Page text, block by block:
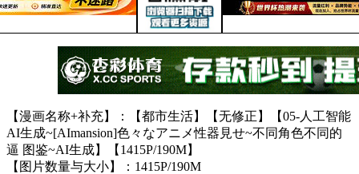
【漫画名称+补充】：【都市生活】【无修正】【05-人工智能
AI生成~[AImansion]色々なアニメ性器見せ~不同角色不同的
逼 图鉴~AI生成】【1415P/190M】
【图片数量与大小】：1415P/190M